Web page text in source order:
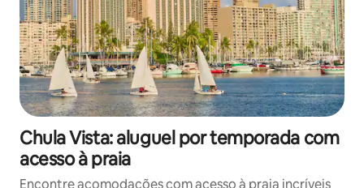
Chula Vista: aluguel por temporada com
acesso à praia
Encontre acomodações com acesso à praia incríveis